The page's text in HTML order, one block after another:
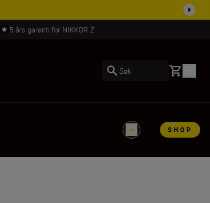
5 års garanti for NIKKOR Z
Søk Basket
SHOP